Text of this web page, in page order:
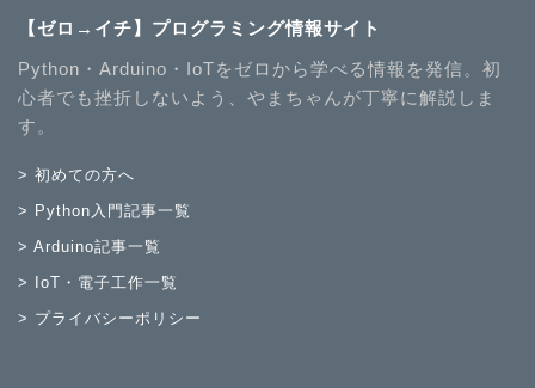
【ゼロ→イチ】プログラミング情報サイト
Python・Arduino・IoTをゼロから学べる情報を発信。初
心者でも挫折しないよう、やまちゃんが丁寧に解説しま
す。
> 初めての方へ
> Python入門記事一覧
> Arduino記事一覧
> IoT・電子工作一覧
> プライバシーポリシー